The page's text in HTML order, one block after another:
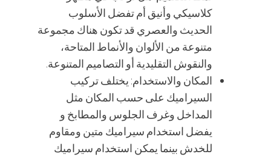
كلاسيكي وأنيق أم تفضل الأسلوب
الحديث والعصري قد تكون هناك مجموعة
متنوعة من الألوان والأنماط المتاحة،
والنقوش التقليدية أو التصاميم المتنوعة.
المكان والاستخدام: يختلف تركيب
السيراميك على حسب المكان مثل
المداخل وغرف الجلوس والمطابخ و
يفضل استخدام سيراميك متين ومقاوم
للخدش بينما يمكن استخدام سيراميك